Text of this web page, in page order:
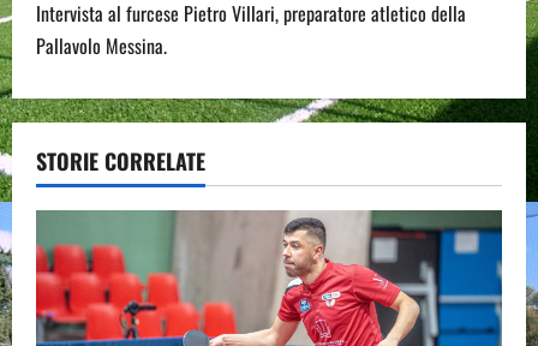
t
n
a
v
i
g
Intervista al furcese Pietro Villari, preparatore atletico della
Pallavolo Messina.
STORIE CORRELATE